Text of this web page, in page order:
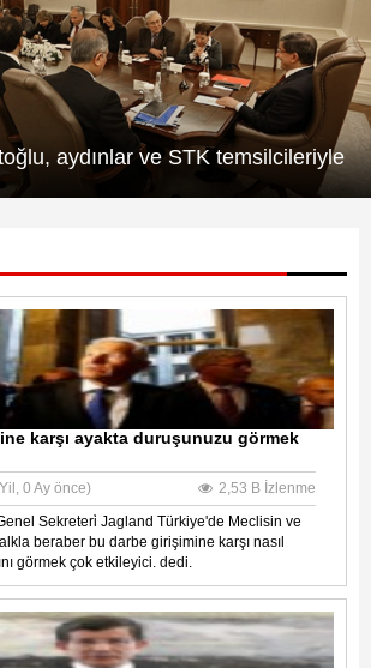
aydınlar ve STK temsilcileriyle
karşı ayakta duruşunuzu görmek
0 Ay önce)
2,53 B İzlenme
Sekreteri̇ Jagland Türkiye'de Meclisin ve
beraber bu darbe girişimine karşı nasıl
görmek çok etkileyici. dedi.